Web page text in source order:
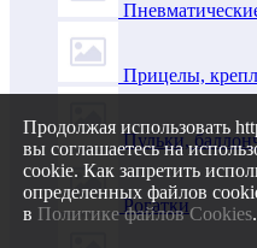
Прицелы,
Пульки,
Рогатки
Продолжая использовать
вы соглашаетесь на
cookie. Как запретить
определенных файлов
в Политике файлов Cookies.